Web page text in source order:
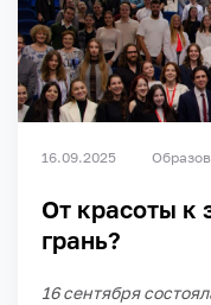
16.09.2025
От красоты к
грань?
16 сентября